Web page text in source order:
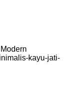
kayu-jati-